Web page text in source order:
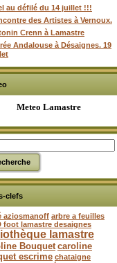
au défilé du 14 juillet !!!
des Artistes à Vernoux.
Crenn à Lamastre
Andalouse à Désaignes. 19
Meteo Lamastre
clefs
aziosmanoff arbre a feuilles
foot lamastre desaignes
lamastre
Bouquet caroline
escrime chataigne